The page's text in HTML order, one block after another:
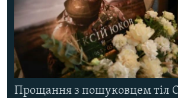
Прощання з пошуковцем тіл